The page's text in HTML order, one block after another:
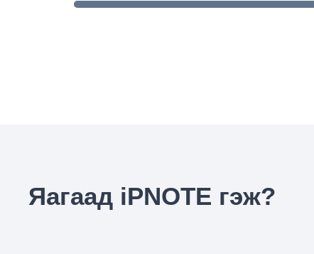
Яагаад iPNOTE гэж?